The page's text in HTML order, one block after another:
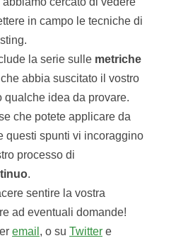
in campo le tecniche di
la serie sulle metriche
abbia suscitato il vostro
qualche idea da provare.
che potete applicare da
questi spunti vi incoraggino
processo di
.
sentire la vostra
ad eventuali domande!
email , o su Twitter e